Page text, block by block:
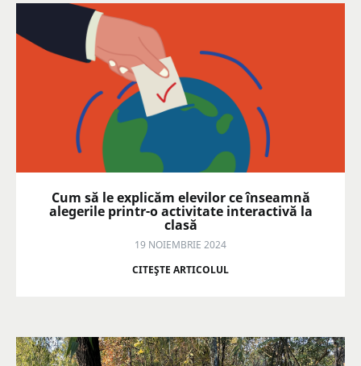
Cum să le explicăm elevilor ce înseamnă
alegerile printr-o activitate interactivă la
clasă
19 NOIEMBRIE 2024
CITEŞTE ARTICOLUL